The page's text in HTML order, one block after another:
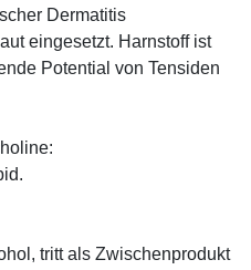
Dermatitis
eingesetzt. Harnstoff ist
Potential von Tensiden
tritt als Zwischenprodukt